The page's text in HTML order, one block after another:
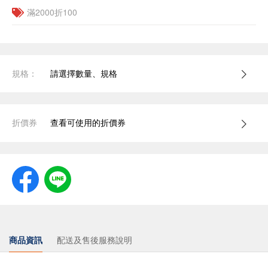
滿2000折100
規格： 請選擇數量、規格
折價券 查看可使用的折價券
商品資訊 配送及售後服務說明